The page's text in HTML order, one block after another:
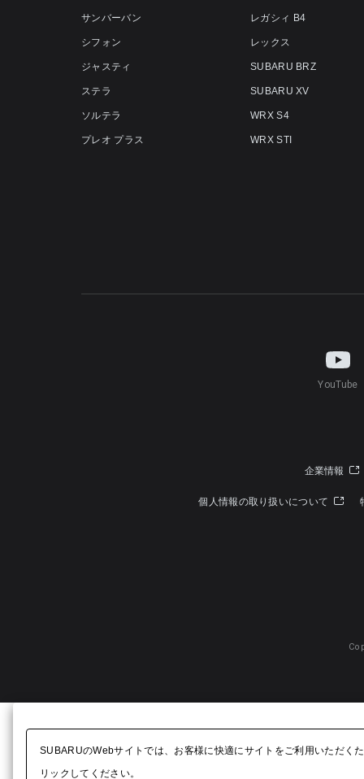
サンバーバン
シフォン
ジャスティ
ステラ
ソルテラ
プレオ プラス
レガシィ B4
レックス
SUBARU BRZ
SUBARU XV
WRX S4
WRX STI
YouTube
企業情報
個人情報の取り扱いについて
SUBARUのWebサイトでは、お客様に快適にサイトをご利用いただく
リックしてください。​